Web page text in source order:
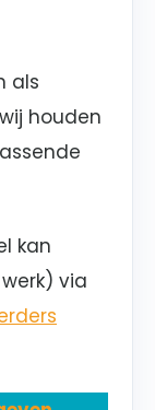
als
houden
kan
via